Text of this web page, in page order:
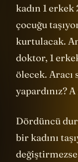
Üçüncü
kadın 1 erkek
çocuğu
kurtulacak.
doktor, 1
ölecek. Aracı
Dördüncü
bir kadını